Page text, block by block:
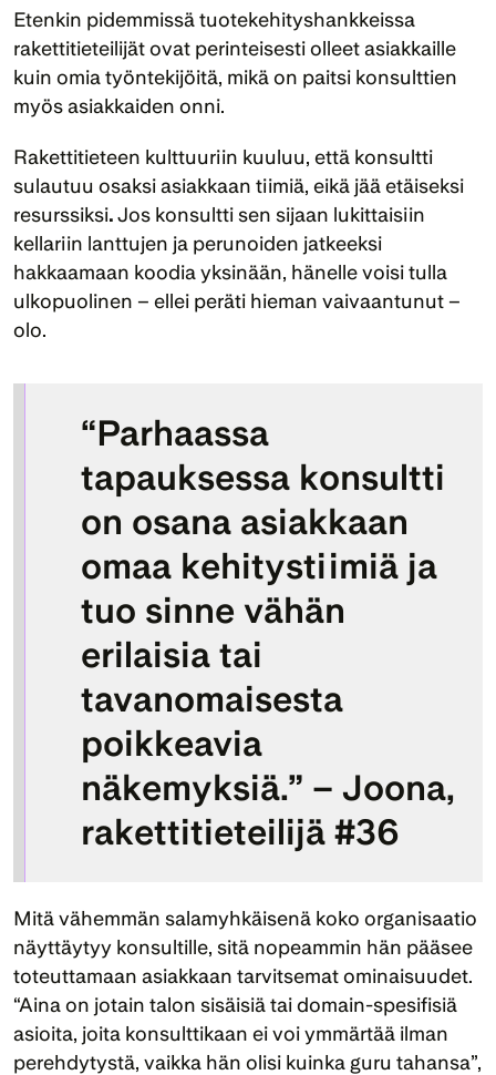
Etenkin pidemmissä tuotekehityshankkeissa
rakettitieteilijät ovat perinteisesti olleet asiakkaille
kuin omia työntekijöitä, mikä on paitsi konsulttien
myös asiakkaiden onni.
Rakettitieteen kulttuuriin kuuluu, että konsultti
sulautuu osaksi asiakkaan tiimiä, eikä jää etäiseksi
resurssiksi. Jos konsultti sen sijaan lukittaisiin
kellariin lanttujen ja perunoiden jatkeeksi
hakkaamaan koodia yksinään, hänelle voisi tulla
ulkopuolinen – ellei peräti hieman vaivaantunut –
olo.
“Parhaassa
tapauksessa konsultti
on osana asiakkaan
omaa kehitystiimiä ja
tuo sinne vähän
erilaisia tai
tavanomaisesta
poikkeavia
näkemyksiä.” – Joona,
rakettitieteilijä #36
Mitä vähemmän salamyhkäisenä koko organisaatio
näyttäytyy konsultille, sitä nopeammin hän pääsee
toteuttamaan asiakkaan tarvitsemat ominaisuudet.
“Aina on jotain talon sisäisiä tai domain-spesifisiä
asioita, joita konsulttikaan ei voi ymmärtää ilman
perehdytystä, vaikka hän olisi kuinka guru tahansa”,